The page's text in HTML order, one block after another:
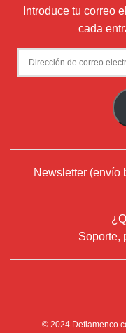
Introduce tu correo
cada
Dirección
de
Newsletter (envío
Soporte,
© 2024